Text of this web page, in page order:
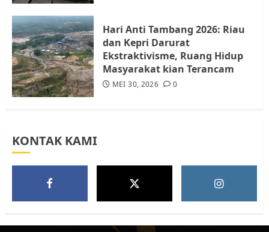
Hari Anti Tambang 2026: Riau
dan Kepri Darurat
Ekstraktivisme, Ruang Hidup
Masyarakat kian Terancam
MEI 30, 2026 0
KONTAK KAMI